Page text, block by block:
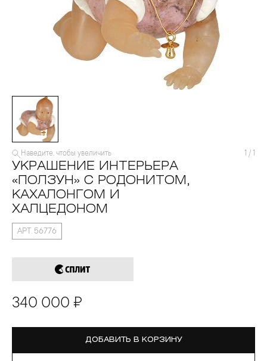
Наведите, чтобы увеличить 1 / 1
УКРАШЕНИЕ ИНТЕРЬЕРА
«ПОЛЗУН» С РОДОНИТОМ,
КАХАЛОНГОМ И
ХАЛЦЕДОНОМ
АРТ. 56776
340 000 ₽
ДОБАВИТЬ В КОРЗИНУ